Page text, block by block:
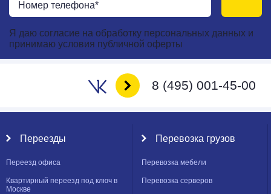
Я даю согласие на обработку персональных данных и
принимаю условия публичной оферты
8 (495) 001-45-00
Переезды
Переезд офиса
Квартирный переезд под ключ в
Москве
Перевозка грузов
Перевозка мебели
Перевозка серверов